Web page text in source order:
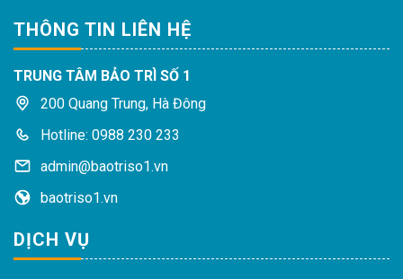
THÔNG TIN LIÊN HỆ
TRUNG TÂM BẢO TRÌ SỐ 1
200 Quang Trung, Hà Đông
Hotline: 0988 230 233
admin@baotriso1.vn
baotriso1.vn
DỊCH VỤ